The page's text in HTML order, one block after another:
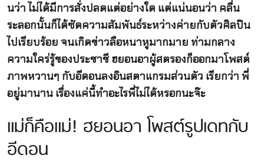
นว่า ไม่ได้มีการสั่งปลดแต่อย่างใด แต่แน่นอนว่า คลื่น
ระลอกนั้นก็ได้ซัดความสัมพันธ์ระหว่างค่ายกับตัวศิลปิน
ไปเรียบร้อย จนเกิดข่าวลือหนาหูมากมาย ท่ามกลาง
ความใคร่รู้ของประชาชี ฮยอนอาผู้สตรองก็ออกมาโพสต์
ภาพหวานๆ กับอีดอนลงอินสตาแกรมส่วนตัว เรียกว่า พี่
อยู่มานาน เรื่องแค่นี้ทำอะไรพี่ไม่ได้หรอกนะจ๊ะ
แม่ก็คือแม่! ฮยอนอา โพสต์รูปเดทกับ
อีดอน